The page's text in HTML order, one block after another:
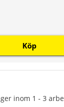
inom 1 - 3
Köp